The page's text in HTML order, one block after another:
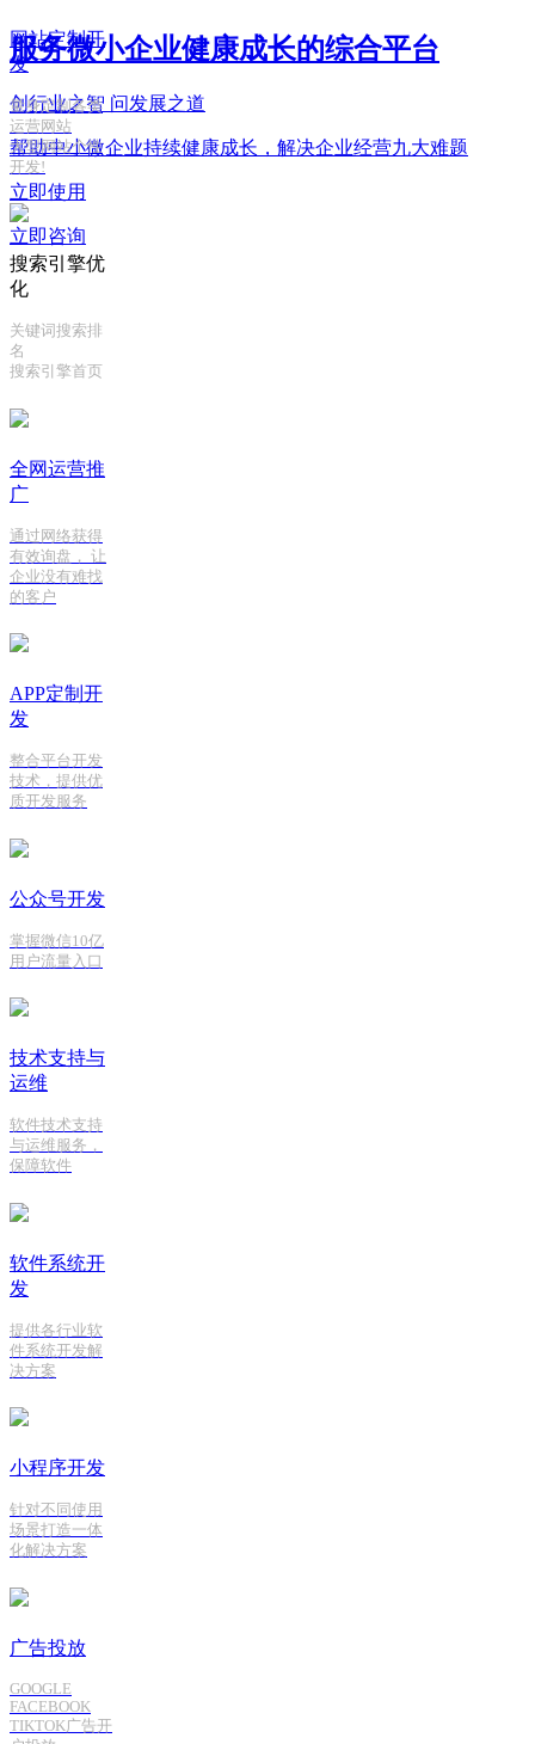
服务微小企业健康成长的综合平台
创行业之智 问发展之道
帮助中小微企业持续健康成长，解决企业经营九大难题
立即使用
立即咨询
网站定制开
发
量身定制各类
运营网站
大型网站个性
开发!
搜索引擎优
化
关键词搜索排
名
搜索引擎首页
全网运营推
广
通过网络获得
有效询盘， 让
企业没有难找
的客户
APP定制开
发
整合平台开发
技术，提供优
质开发服务
公众号开发
掌握微信10亿
用户流量入口
技术支持与
运维
软件技术支持
与运维服务，
保障软件
软件系统开
发
提供各行业软
件系统开发解
决方案
小程序开发
针对不同使用
场景打造一体
化解决方案
广告投放
GOOGLE
FACEBOOK
TIKTOK广告开